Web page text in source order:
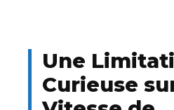
Une
Curieuse